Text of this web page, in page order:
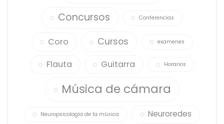
Concursos Conferencias
Coro Cursos examenes
Flauta Guitarra Horarios
Música de cámara
Neuropsicología de la música Neuroredes